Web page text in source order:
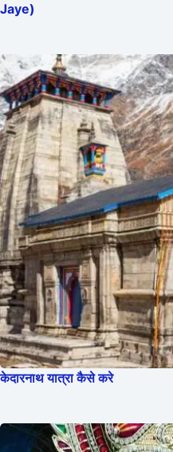
Jaye)
केदारनाथ यात्रा कैसे करे